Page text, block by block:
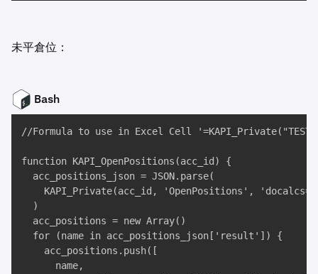
未平倉位：
Bash
//Formula to use in Excel Cell
function KAPI_OpenPositions(acc_id) {
  acc_positions_json = JSON.parse(
KAPI_Private(acc_id, 'OpenPositions',
  )
  acc_positions = new Array()
  for (name in acc_positions_json['result']) {
    acc_positions.push([
      name,